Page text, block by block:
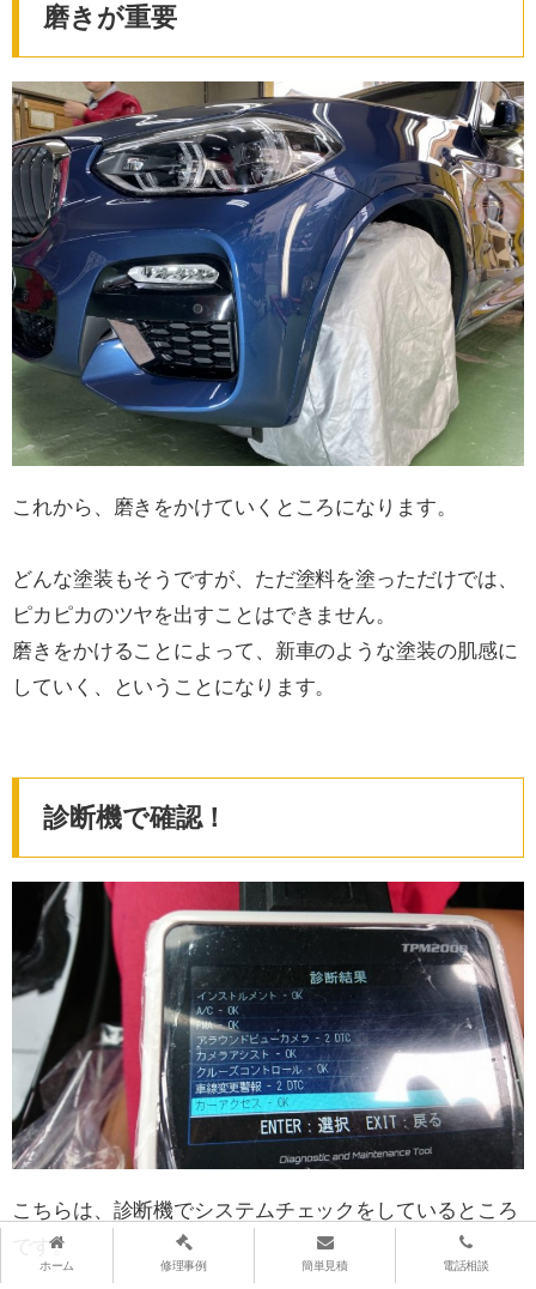
磨きが重要
これから、磨きをかけていくところになります。
どんな塗装もそうですが、ただ塗料を塗っただけでは、
ピカピカのツヤを出すことはできません。
磨きをかけることによって、新車のような塗装の肌感に
していく、ということになります。
診断機で確認！
こちらは、診断機でシステムチェックをしているところ
です。
ホーム 修理事例 簡単見積 電話相談